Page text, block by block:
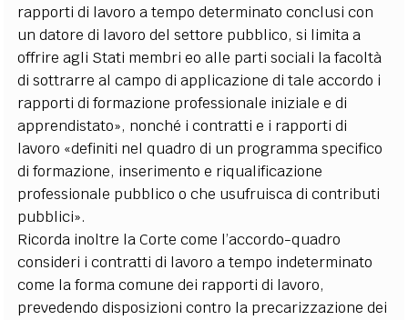
rapporti di lavoro a tempo determinato conclusi con
un datore di lavoro del settore pubblico, si limita a
offrire agli Stati membri eo alle parti sociali la facoltà
di sottrarre al campo di applicazione di tale accordo i
rapporti di formazione professionale iniziale e di
apprendistato», nonché i contratti e i rapporti di
lavoro «definiti nel quadro di un programma specifico
di formazione, inserimento e riqualificazione
professionale pubblico o che usufruisca di contributi
pubblici».
Ricorda inoltre la Corte come l’accordo-quadro
consideri i contratti di lavoro a tempo indeterminato
come la forma comune dei rapporti di lavoro,
prevedendo disposizioni contro la precarizzazione dei